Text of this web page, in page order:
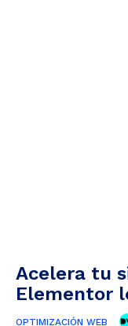
Acelera tu
Elementor
OPTIMIZACIÓN WEB